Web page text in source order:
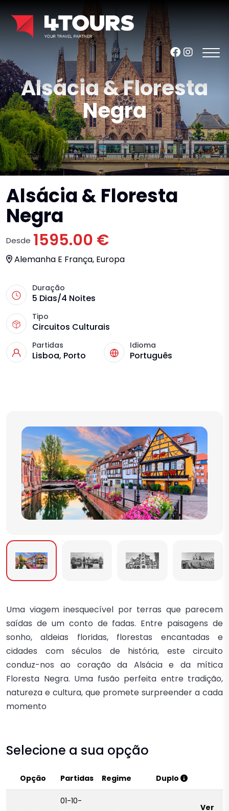
Alsácia & Floresta
Negra
Alsácia & Floresta
Negra
Desde 1595.00 €
Alemanha E França, Europa
Duração
5 Dias/4 Noites
Tipo
Circuitos Culturais
Partidas
Lisboa, Porto
Idioma
Português
Uma viagem inesquecível por terras que parecem
saídas de um conto de fadas. Entre paisagens de
sonho, aldeias floridas, florestas encantadas e
cidades com séculos de história, este circuito
conduz-nos ao coração da Alsácia e da mítica
Floresta Negra. Uma fusão perfeita entre tradição,
natureza e cultura, que promete surpreender a cada
momento
Selecione a sua opção
Opção Partidas Regime Duplo
01-10-
Ver